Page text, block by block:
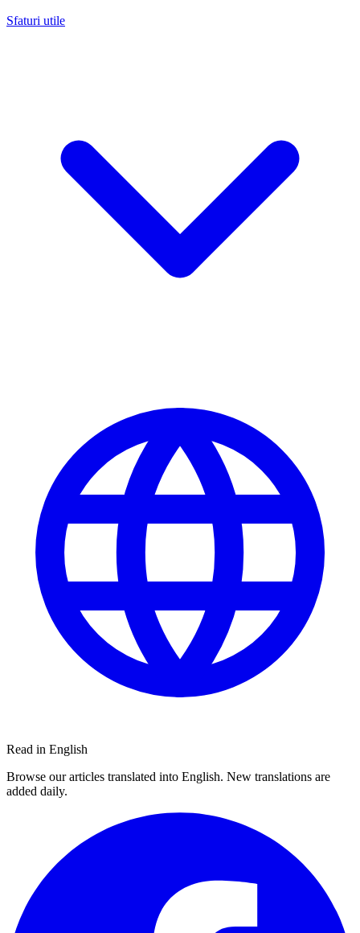
Sfaturi utile
Read in English
Browse our articles translated into English. New translations are
added daily.